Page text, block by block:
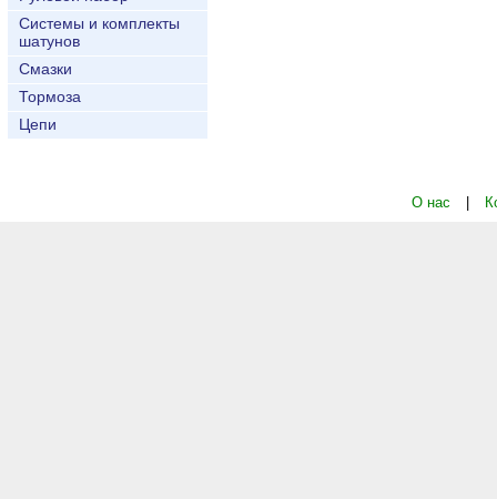
Системы и комплекты
шатунов
Смазки
Тормоза
Цепи
О нас